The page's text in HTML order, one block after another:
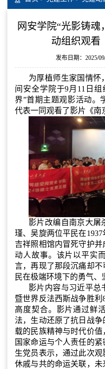
网安学院“光影铸
动组织观看
发布日期：2025/
为厚植师生家国情怀
间安全学院于9月11日
界”首期主题观影活动。
代表一同观看了影片《南
影片改编自南京大屠
瑾、吴旋两位平民在
吉祥照相馆内冒死守护
动人故事。该片以平实
言，再现了那段沉痛却不
民在极端环境下的勇气、
影片内容与习近平总
暨世界反法西斯战争胜
高度契合。影片通过鲜
法，生动还原了抗日战
载的民族精神与时代价值
国家命运与个人责任的
生党员表示，通过此次
休戚与共的命运关联，